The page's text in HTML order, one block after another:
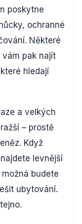
poskytne
ochranné
Některé
vám pak najít
hledají
a velkých
– prostě
Když
levnější
budete
ubytování.